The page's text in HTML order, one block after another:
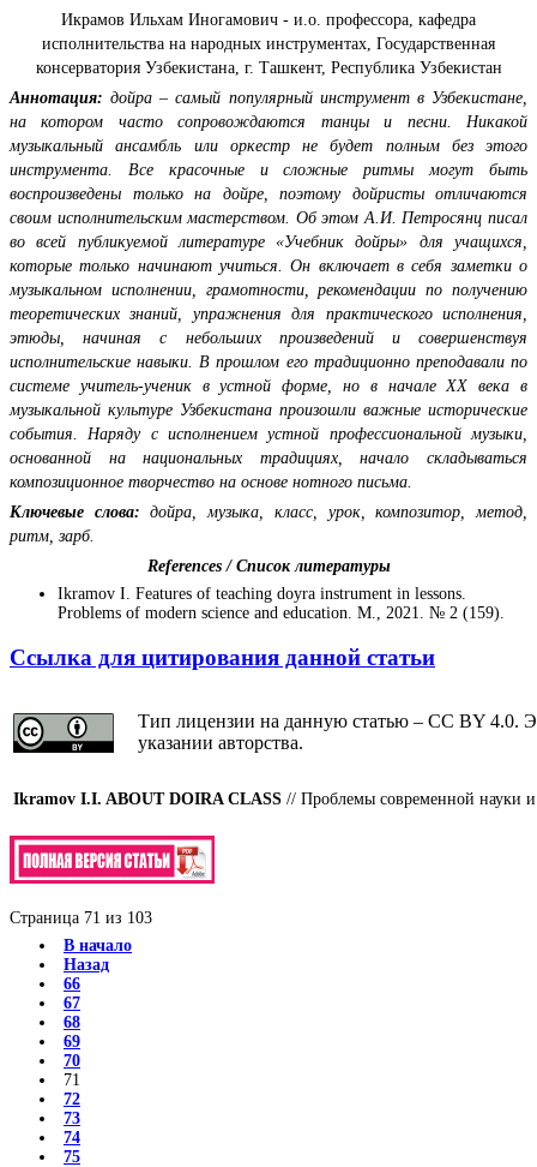
Икрамов Ильхам Иногамович - и.о. профессора, кафедра
исполнительства на народных инструментах, Государственная
консерватория Узбекистана, г. Ташкент, Республика Узбекистан
Аннотация:дойра – самый популярный инструмент в Узбекистане,
на котором часто сопровождаются танцы и песни. Никакой
музыкальный ансамбль или оркестр не будет полным без этого
инструмента. Все красочные и сложные ритмы могут быть
воспроизведены только на дойре, поэтому дойристы отличаются
своим исполнительским мастерством. Об этом А.И. Петросянц писал
во всей публикуемой литературе «Учебник дойры» для учащихся,
которые только начинают учиться. Он включает в себя заметки о
музыкальном исполнении, грамотности, рекомендации по получению
теоретических знаний, упражнения для практического исполнения,
этюды, начиная с небольших произведений и совершенствуя
исполнительские навыки. В прошлом его традиционно преподавали по
системе учитель-ученик в устной форме, но в начале ХХ века в
музыкальной культуре Узбекистана произошли важные исторические
события. Наряду с исполнением устной профессиональной музыки,
основанной на национальных традициях, начало складываться
композиционное творчество на основе нотного письма.
Ключевые слова: дойра, музыка, класс, урок, композитор, метод,
ритм, зарб.
References / Список литературы
Ikramov I. Features of teaching doyra instrument in lessons.
Problems of modern science and education. M., 2021. № 2 (159).
Ссылка для цитирования данной статьи
Тип лицензии на данную статью – CC BY 4.0.
указании авторства.
Ikramov I.I. ABOUT DOIRA CLASS // Проблемы современной науки
Страница 71 из 103
В начало
Назад
66
67
68
69
70
71
72
73
74
75